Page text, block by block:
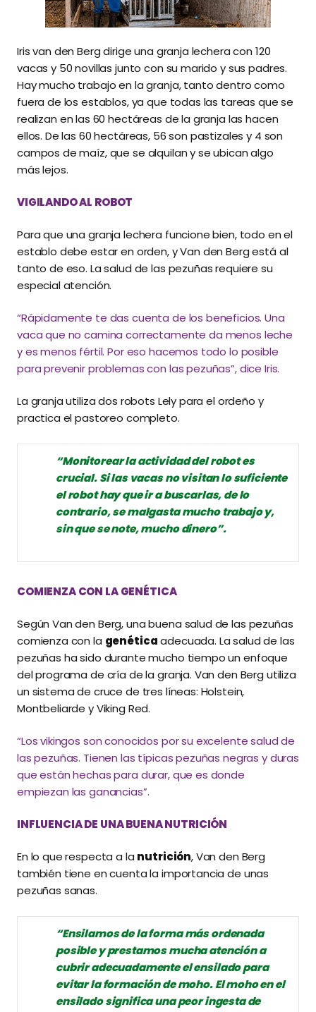
Iris van den Berg dirige una granja lechera con 120
vacas y 50 novillas junto con su marido y sus padres.
Hay mucho trabajo en la granja, tanto dentro como
fuera de los establos, ya que todas las tareas que se
realizan en las 60 hectáreas de la granja las hacen
ellos. De las 60 hectáreas, 56 son pastizales y 4 son
campos de maíz, que se alquilan y se ubican algo
más lejos.
VIGILANDO AL ROBOT
Para que una granja lechera funcione bien, todo en el
establo debe estar en orden, y Van den Berg está al
tanto de eso. La salud de las pezuñas requiere su
especial atención.
“Rápidamente te das cuenta de los beneficios. Una
vaca que no camina correctamente da menos leche
y es menos fértil. Por eso hacemos todo lo posible
para prevenir problemas con las pezuñas”, dice Iris.
La granja utiliza dos robots Lely para el ordeño y
practica el pastoreo completo.
“Monitorear la actividad del robot es
crucial. Si las vacas no visitan lo suficiente
el robot hay que ir a buscarlas, de lo
contrario, se malgasta mucho trabajo y,
sin que se note, mucho dinero”.
COMIENZA CON LA GENÉTICA
Según Van den Berg, una buena salud de las pezuñas
comienza con la genéticaadecuada. La salud de las
pezuñas ha sido durante mucho tiempo un enfoque
del programa de cría de la granja. Van den Berg utiliza
un sistema de cruce de tres líneas: Holstein,
Montbeliarde y Viking Red.
“Los vikingos son conocidos por su excelente salud de
las pezuñas. Tienen las típicas pezuñas negras y duras
que están hechas para durar, que es donde
empiezan las ganancias”.
INFLUENCIA DE UNA BUENA NUTRICIÓN
En lo que respecta a la nutrición, Van den Berg
también tiene en cuenta la importancia de unas
pezuñas sanas.
“Ensilamos de la forma más ordenada
posible y prestamos mucha atención a
cubrir adecuadamente el ensilado para
evitar la formación de moho. El moho en el
ensilado significa una peor ingesta de